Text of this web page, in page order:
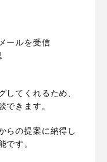
ールを受信
してくれるため、
できます。
らの提案に納得し
です。